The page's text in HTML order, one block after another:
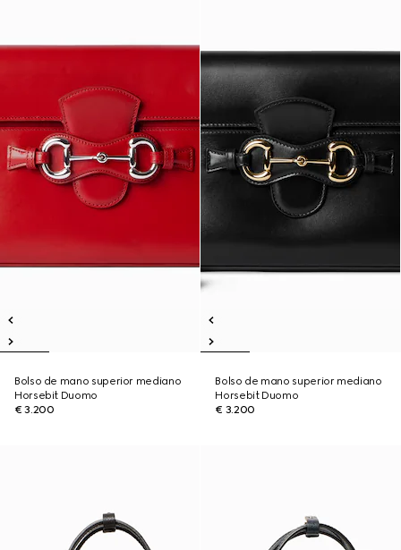
Bolso de mano superior mediano
Horsebit Duomo
€ 3.200
Bolso de mano superior mediano
Horsebit Duomo
€ 3.200